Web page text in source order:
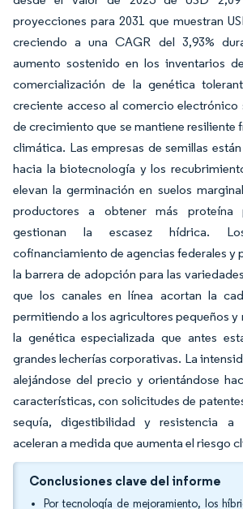
proyecciones para 2031 que muestran
creciendo a una CAGR del 3,93%
aumento sostenido en los inventarios
comercialización de la genética
creciente acceso al comercio electrónico
de crecimiento que se mantiene resiliente
climática. Las empresas de semillas
hacia la biotecnología y los
elevan la germinación en suelos
productores a obtener más proteína
gestionan la escasez hídrica.
cofinanciamiento de agencias federales y
la barrera de adopción para las
que los canales en línea acortan la
permitiendo a los agricultores pequeños y
la genética especializada que antes
grandes lecherías corporativas. La
alejándose del precio y orientándose
características, con solicitudes de
sequía, digestibilidad y resistencia a
aceleran a medida que aumenta el riesgo
Conclusiones clave del informe
Por tecnología de mejoramiento, los